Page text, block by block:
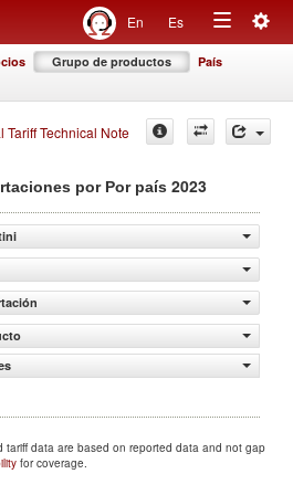
En Es
Toggle
Grupo de productos País
Tariff Technical Note
por Por país 2023
tariff data are based on reported data and not gap
for coverage.